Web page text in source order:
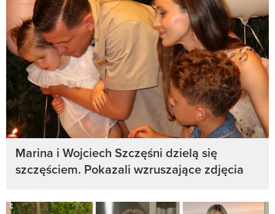
Marina i Wojciech Szczęśni dzielą się
szczęściem. Pokazali wzruszające zdjęcia